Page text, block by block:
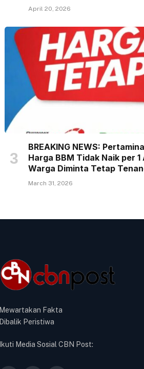
April 20, 2026
BREAKING NEWS:
Harga BBM Tidak Naik per
Warga Diminta Tetap
March 31, 2026
Mewartakan Fakta
Dibalik Peristiwa
Ikuti Media Sosial CBN Post: